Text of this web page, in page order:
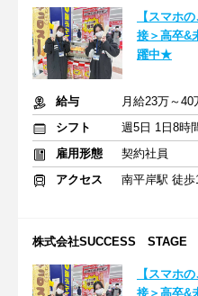
【スマホ
接＞高卒&
躍中★
給与
シフト
週5日 1日8時
雇用形態
契約社員
アクセス
南平岸駅 徒歩
株式会社SUCCESS STAGE
【スマホ
接＞高卒&